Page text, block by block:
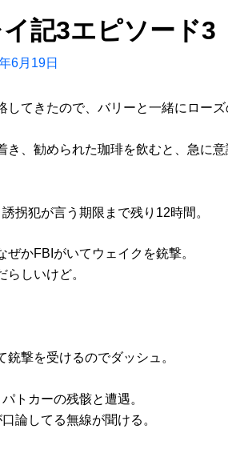
記3エピソード3
6月19日
してきたので、バリーと一緒にロー
き、勧められた珈琲を飲むと、急に意
拐犯が言う期限まで残り12時間。
ぜかFBIがいてウェイクを銃撃。
しいけど。
撃を受けるのでダッシュ。
トカーの残骸と遭遇。
論してる無線が聞ける。